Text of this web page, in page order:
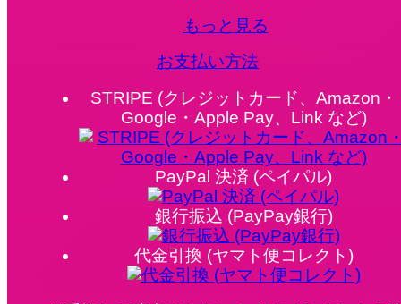
もっと見る
お支払い方法
STRIPE (クレジットカード、Amazon・
Google・Apple Pay、Link など)
PayPal 決済 (ペイパル)
銀行振込 (PayPay銀行)
代金引換 (ヤマト便コレクト)